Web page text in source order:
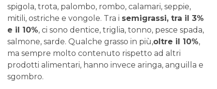
spigola, trota, palombo, rombo, calamari, seppie,
mitili, ostriche e vongole. Tra i semigrassi, tra il 3%
e il 10%, ci sono dentice, triglia, tonno, pesce spada,
salmone, sarde. Qualche grasso in più,oltre il 10%,
ma sempre molto contenuto rispetto ad altri
prodotti alimentari, hanno invece aringa, anguilla e
sgombro.